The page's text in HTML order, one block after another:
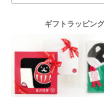
ギフトラッピン